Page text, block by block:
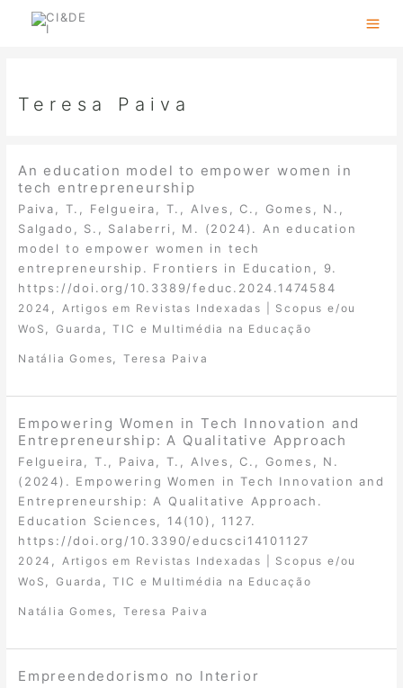
Teresa Paiva
An education model to empower women in
tech entrepreneurship
Paiva, T., Felgueira, T., Alves, C., Gomes, N.,
Salgado, S., Salaberri, M. (2024). An education
model to empower women in tech
entrepreneurship. Frontiers in Education, 9.
https://doi.org/10.3389/feduc.2024.1474584
2024
Artigos em Revistas Indexadas | Scopus e/ou
WoS
,Guarda ,TIC e Multimédia na Educação
Natália Gomes,Teresa Paiva
Empowering Women in Tech Innovation and
Entrepreneurship: A Qualitative Approach
Felgueira, T., Paiva, T., Alves, C., Gomes, N.
(2024). Empowering Women in Tech Innovation and
Entrepreneurship: A Qualitative Approach.
Education Sciences, 14(10), 1127.
https://doi.org/10.3390/educsci14101127
2024
Artigos em Revistas Indexadas | Scopus e/ou
WoS
,Guarda ,TIC e Multimédia na Educação
Natália Gomes ,Teresa Paiva
Empreendedorismo no Interior